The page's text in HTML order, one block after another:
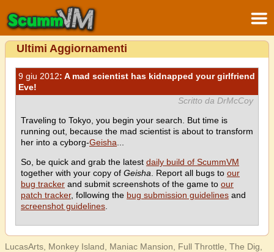
Ultimi Aggiornamenti
9 giu 2012: A mad scientist has kidnapped your girlfriend
Eve!
Scritto da DrMcCoy
Traveling to Tokyo, you begin your search. But time is
running out, because the mad scientist is about to transform
her into a cyborg-Geisha
So, be quick and grab the latest daily build of ScummVM
together with your copy of Geisha . Report all bugs to our
bug tracker and submit screenshots of the game to our
patch tracker, following the bug submission guidelines and
screenshot guidelines
LucasArts, Monkey Island, Maniac Mansion, Full Throttle, The Dig,